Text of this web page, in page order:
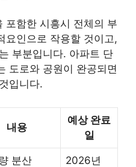
포함한 시흥시 전체의 부
요인으로 작용할 것이고,
부분입니다. 아파트 단
도로와 공원이 완공되면
입니다.
내용
예상 완료
일
분산 2026년